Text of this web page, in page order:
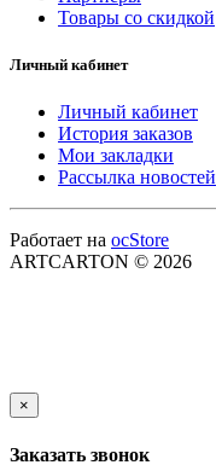
Товары со скидкой
Личный кабинет
Личный кабинет
История заказов
Мои закладки
Рассылка новостей
Работает на ocStore
ARTCARTON © 2026
×
Заказать звонок